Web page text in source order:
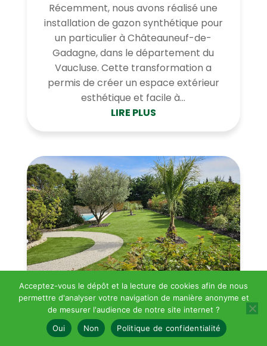
Récemment, nous avons réalisé une
installation de gazon synthétique pour
un particulier à Châteauneuf-de-
Gadagne, dans le département du
Vaucluse. Cette transformation a
permis de créer un espace extérieur
esthétique et facile à...
LIRE PLUS
Pose gazon artificiel – Rochefort-du-
Acceptez-vous le dépôt et la lecture de cookies afin de nous
permettre d'analyser votre navigation de manière anonyme et
de mesurer l'audience de notre site internet ?
Oui
Non Politique de confidentialité